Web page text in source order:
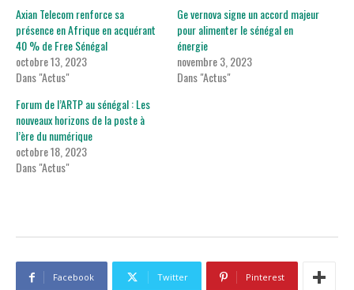
Axian Telecom renforce sa
présence en Afrique en acquérant
40 % de Free Sénégal
octobre 13, 2023
Dans "Actus"
Ge vernova signe un accord majeur
pour alimenter le sénégal en
énergie
novembre 3, 2023
Dans "Actus"
Forum de l’ARTP au sénégal : Les
nouveaux horizons de la poste à
l’ère du numérique
octobre 18, 2023
Dans "Actus"
Facebook Twitter Pinterest